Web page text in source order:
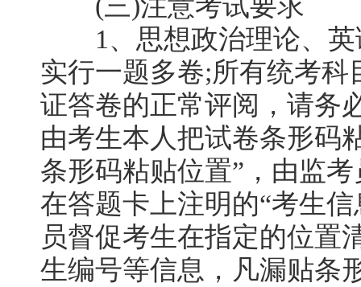
(三)注意考试要求
1、思想政治理论、英
实行一题多卷;所有统考
证答卷的正常评阅，请务
由考生本人把试卷条形码
条形码粘贴位置”，由监
在答题卡上注明的“考生
员督促考生在指定的位置
生编号等信息，凡漏贴条